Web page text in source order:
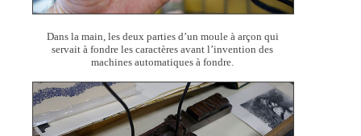
Dans la main, les deux parties d’un moule à arçon qui
servait à fondre les caractères avant l’invention des
machines automatiques à fondre.